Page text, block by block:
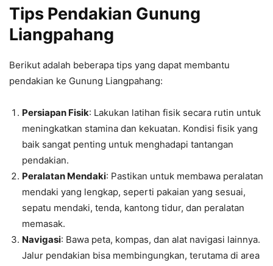
Tips Pendakian Gunung
Liangpahang
Berikut adalah beberapa tips yang dapat membantu
pendakian ke Gunung Liangpahang:
Persiapan Fisik: Lakukan latihan fisik secara rutin untuk
meningkatkan stamina dan kekuatan. Kondisi fisik yang
baik sangat penting untuk menghadapi tantangan
pendakian.
Peralatan Mendaki: Pastikan untuk membawa peralatan
mendaki yang lengkap, seperti pakaian yang sesuai,
sepatu mendaki, tenda, kantong tidur, dan peralatan
memasak.
Navigasi: Bawa peta, kompas, dan alat navigasi lainnya.
Jalur pendakian bisa membingungkan, terutama di area